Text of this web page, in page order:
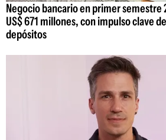
Negocio bancario en primer semestre
US$ 671 millones, con impulso clave
depósitos